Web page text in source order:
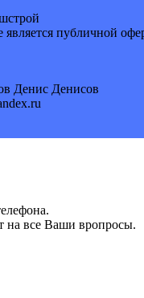
публичной
Денис Денисов
на все Ваши вропросы.